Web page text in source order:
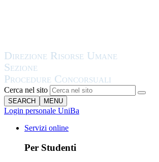
Cerca nel sito
SEARCH MENU
Login personale UniBa
Servizi online
Per Studenti